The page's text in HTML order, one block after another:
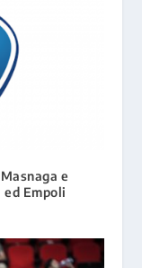
e
ed Empoli